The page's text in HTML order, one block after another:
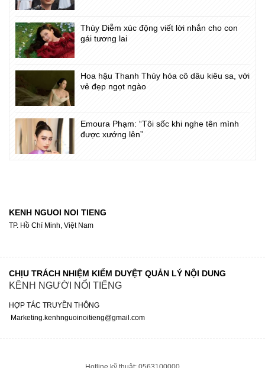
Thúy Diễm xúc động viết lời nhắn cho con
gái tương lai
Hoa hậu Thanh Thủy hóa cô dâu kiêu sa, với
vẻ đẹp ngọt ngào
Emoura Phạm: “Tôi sốc khi nghe tên mình
được xướng lên”
KENH NGUOI NOI TIENG
TP. Hồ Chí Minh, Việt Nam
CHỊU TRÁCH NHIỆM KIỂM DUYỆT QUẢN LÝ NỘI DUNG
KÊNH NGƯỜI NỔI TIẾNG
HỢP TÁC TRUYỀN THÔNG
Marketing.kenhnguoinoitieng@gmail.com